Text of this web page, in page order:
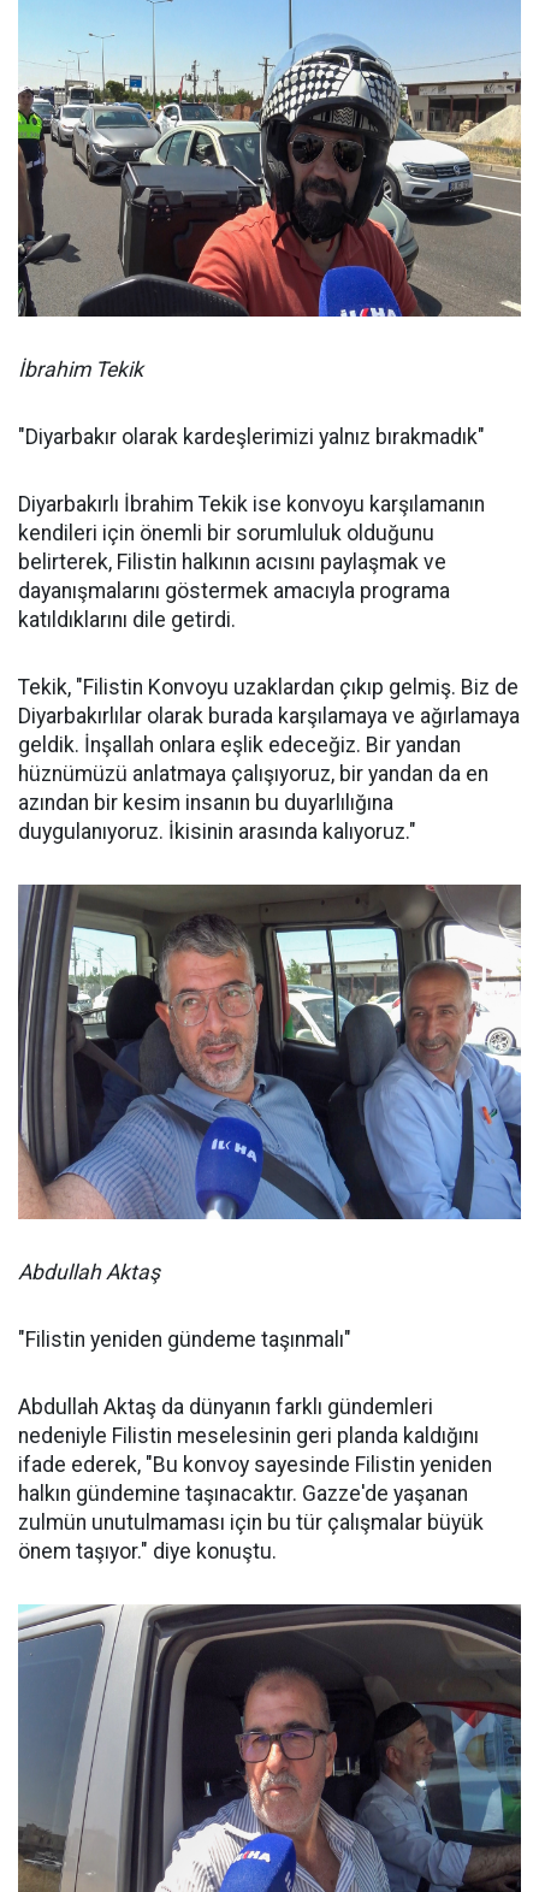
İbrahim Tekik
"Diyarbakır olarak kardeşlerimizi yalnız bırakmadık"
Diyarbakırlı İbrahim Tekik ise konvoyu karşılamanın
kendileri için önemli bir sorumluluk olduğunu
belirterek, Filistin halkının acısını paylaşmak ve
dayanışmalarını göstermek amacıyla programa
katıldıklarını dile getirdi.
Tekik, "Filistin Konvoyu uzaklardan çıkıp gelmiş. Biz de
Diyarbakırlılar olarak burada karşılamaya ve ağırlamaya
geldik. İnşallah onlara eşlik edeceğiz. Bir yandan
hüznümüzü anlatmaya çalışıyoruz, bir yandan da en
azından bir kesim insanın bu duyarlılığına
duygulanıyoruz. İkisinin arasında kalıyoruz."
Abdullah Aktaş
"Filistin yeniden gündeme taşınmalı"
Abdullah Aktaş da dünyanın farklı gündemleri
nedeniyle Filistin meselesinin geri planda kaldığını
ifade ederek, "Bu konvoy sayesinde Filistin yeniden
halkın gündemine taşınacaktır. Gazze'de yaşanan
zulmün unutulmaması için bu tür çalışmalar büyük
önem taşıyor." diye konuştu.